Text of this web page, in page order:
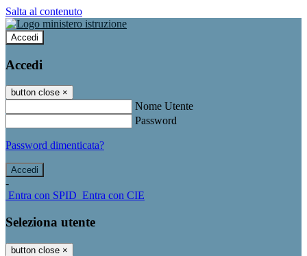
Salta al contenuto
Accedi
Accedi
button close ×
Nome Utente
Password
Password dimenticata?
-
Entra con SPID Entra con CIE
Seleziona utente
button close ×